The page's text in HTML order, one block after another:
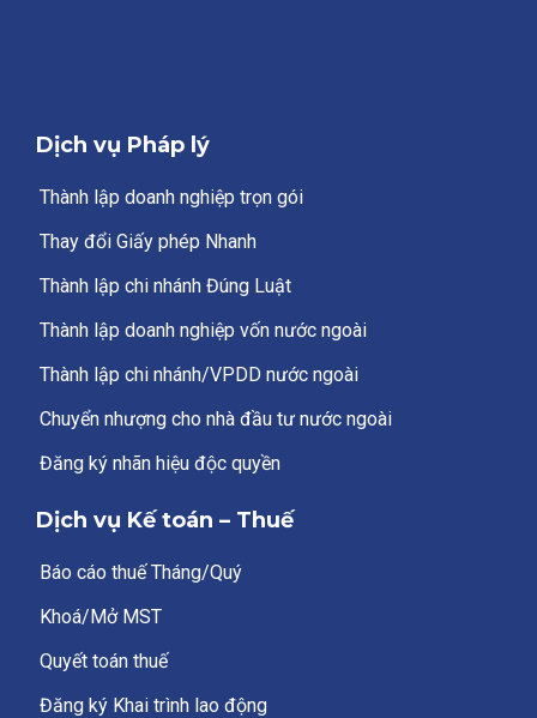
Dịch vụ Pháp lý
Thành lập doanh nghiệp trọn gói
Thay đổi Giấy phép Nhanh
Thành lập chi nhánh Đúng Luật
Thành lập doanh nghiệp vốn nước ngoài
Thành lập chi nhánh/VPDD nước ngoài
Chuyển nhượng cho nhà đầu tư nước ngoài
Đăng ký nhãn hiệu độc quyền
Dịch vụ Kế toán – Thuế
Báo cáo thuế Tháng/Quý
Khoá/Mở MST
Quyết toán thuế
Đăng ký Khai trình lao động